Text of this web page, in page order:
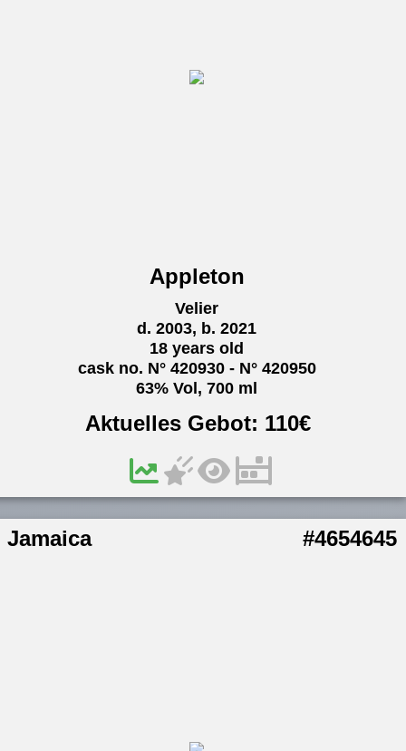
Appleton
Velier
d. 2003, b. 2021
18 years old
cask no. N° 420930 - N° 420950
63% Vol, 700 ml
Aktuelles Gebot: 110€
Jamaica #4654645